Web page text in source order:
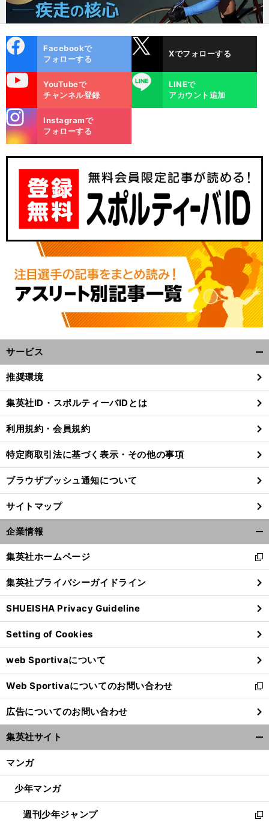
ok
Facebookで
フォローする
Xでフォローする
YouTubeで
チャンネル登録
LINE
LINEで
アカウント追加
m
Instagramで
フォローする
サービス
閉
る
推奨環境
集英社ID・スポルティーバIDとは
利用規約・会員規約
特定商取引法に基づく表示・その他の事項
ブラウザプッシュ通知について
サイトマップ
企業情報
閉
る
集英社ホームページ
新
し
い
ウ
ィ
ン
ド
ウ
で
開
く
集英社プライバシーガイドライン
SHUEISHA Privacy Guideline
Setting of Cookies
web Sportivaについて
Web Sportivaについてのお問い合わせ
新
し
い
ウ
ィ
ン
ウ
開
く
広告についてのお問い合わせ
集英社サイト
マンガ
少年マンガ
週刊少年ジャンプ
新